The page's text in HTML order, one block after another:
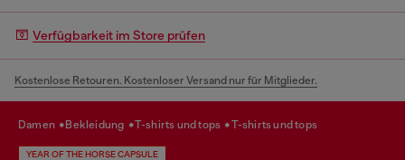
Verfügbarkeit im Store prüfen
Kostenlose Retouren. Kostenloser Versand nur für Mitglieder.
damen bekleidung t-shirts und tops t-shirts und tops
YEAR OF THE HORSE CAPSULE